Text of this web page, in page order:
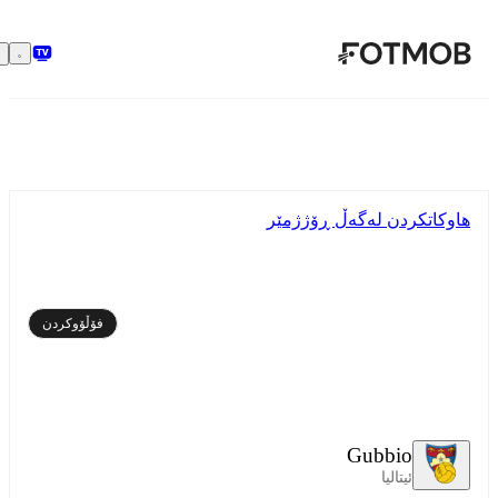
بازبڕە بۆ ناوەڕۆکی سەرەکی
Gubbio
ئیتالیا
هاوکاتکردن لەگەڵ ڕۆژژمێر
فۆڵۆوکردن